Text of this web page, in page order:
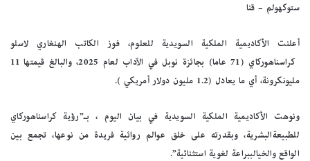
ستوكهولم – قنا
أعلنت الأكاديمية الملكية السويدية للعلوم، فوز الكاتب الهنغاري
لاسلو
كراسناهوركاي (
71 عاما) بجائزة نوبل في الآداب لعام ، والبالغ قيمتها
مليونكرونة، أي ما يعادل (
1.2 مليون دولار أمريكي )
.
ونوهت الأكاديمية الملكية السويدية في بيان اليوم ، بـ”رؤية كراسناهوركاي
للطبيعةالبشرية، وبقدرته على خلق عوالم روائية فريدة من نوعها، تجمع بين
الواقع والخيالببراعة لغوية استثنائية”.